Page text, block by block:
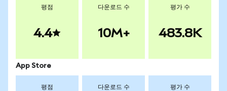
평점
4.4
다운로드 수
10M+
평가 수
483.8K
App Store
평점 다운로드 수 평가 수